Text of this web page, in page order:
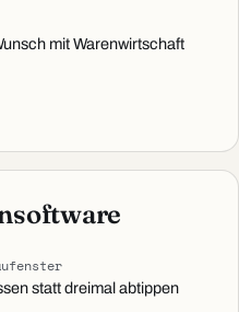
mit Warenwirtschaft
statt dreimal abtippen